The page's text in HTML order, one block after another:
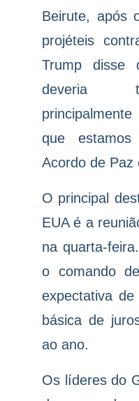
Beirute, após
projéteis
Trump disse
deveria
que
Acordo de Paz
O principal
EUA é a
na quarta-
o comando
expectativa
básica de
ao ano.
Os líderes do